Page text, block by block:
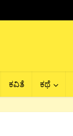
ಕವಿತೆ ಕಥೆ